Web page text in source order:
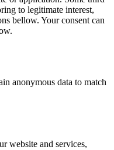
to legitimate interest,
bellow. Your consent can
anonymous data to match
website and services,